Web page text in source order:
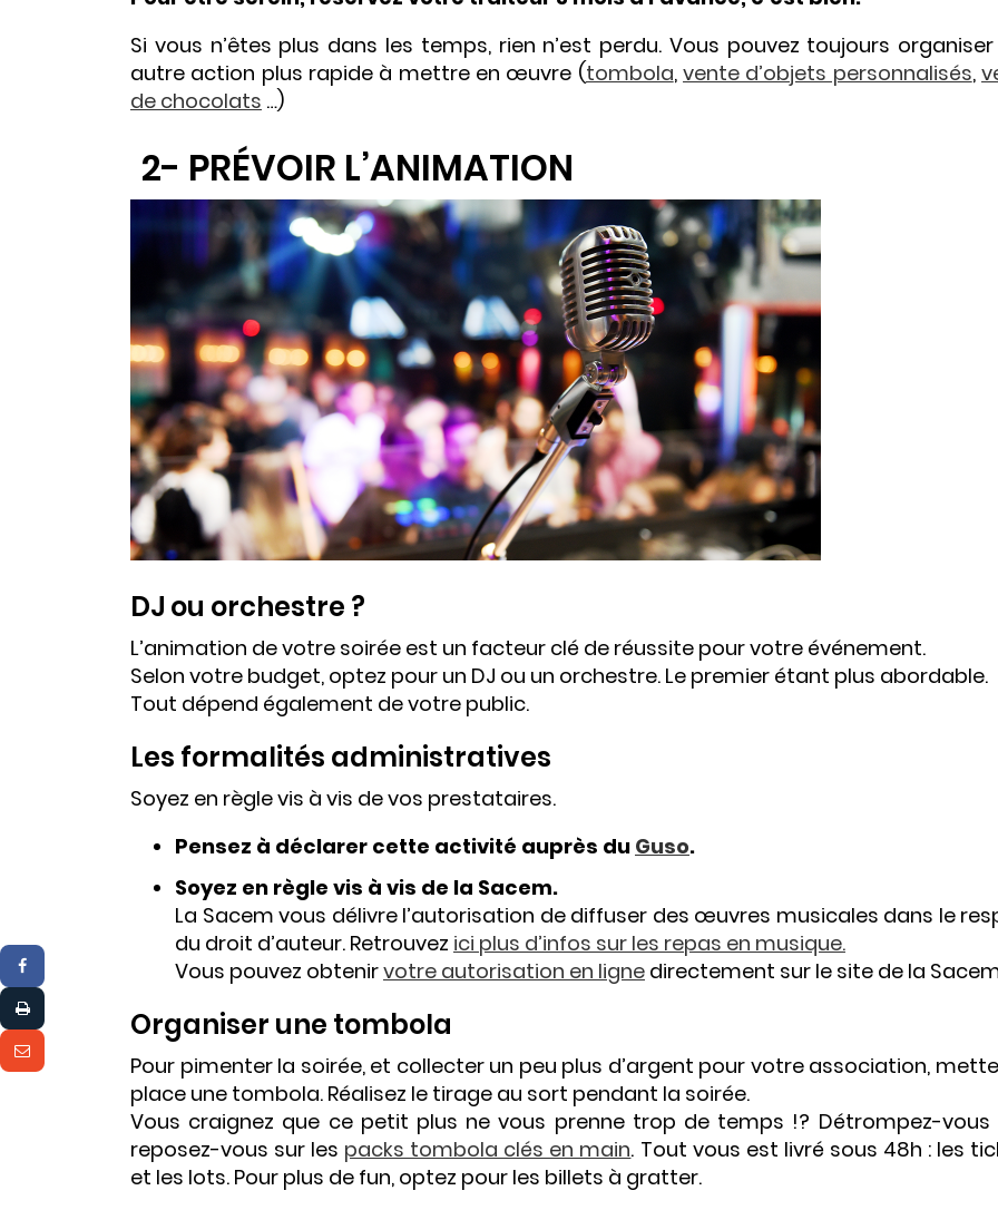
Si vous n’êtes plus dans les temps, rien n’est perdu. Vous pouvez toujours
autre action plus rapide à mettre en œuvre (tombola,vente d’objets personnalisés,
de chocolats …)
2- PRÉVOIR L’ANIMATION
DJ ou orchestre ?
L’animation de votre soirée est un facteur clé de réussite pour votre événement.
Selon votre budget, optez pour un DJ ou un orchestre. Le premier étant plus abordable.
Tout dépend également de votre public.
Les formalités administratives
Soyez en règle vis à vis de vos prestataires.
Pensez à déclarer cette activité auprès du Guso.
Soyez en règle vis à vis de la Sacem.
La Sacem vous délivre l’autorisation de diffuser des œuvres musicales dans le
du droit d’auteur. Retrouvez ici plus d’infos sur les repas en musique.
Vous pouvez obtenirvotre autorisation en ligne directement sur le site de la
Organiser une tombola
Pour pimenter la soirée, et collecter un peu plus d’argent pour votre association,
place une tombola. Réalisez le tirage au sort pendant la soirée.
Vous craignez que ce petit plus ne vous prenne trop de temps !? Détrompez-vous
reposez-vous sur les packs tombola clés en main. Tout vous est livré sous 48h : les
et les lots. Pour plus de fun, optez pour les billets à gratter.